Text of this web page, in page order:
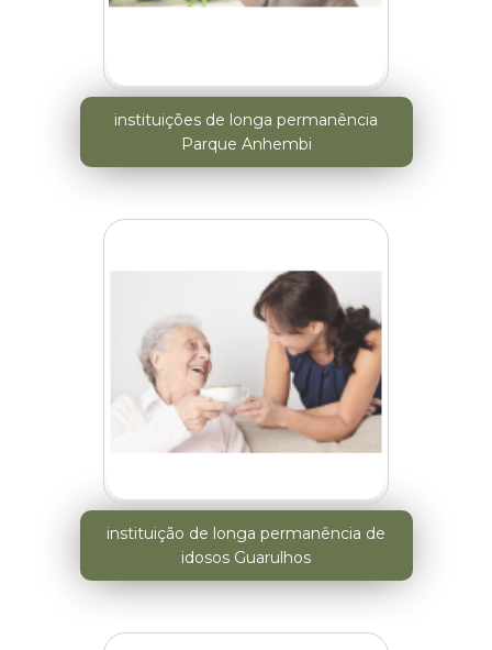
instituições de longa permanência
Parque Anhembi
instituição de longa permanência de
idosos Guarulhos